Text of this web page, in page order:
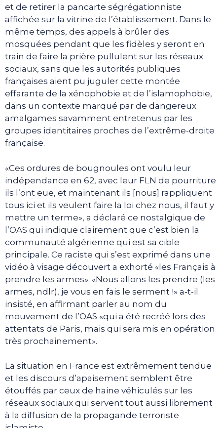
et de retirer la pancarte ségrégationniste
affichée sur la vitrine de l’établissement. Dans le
même temps, des appels à brûler des
mosquées pendant que les fidèles y seront en
train de faire la prière pullulent sur les réseaux
sociaux, sans que les autorités publiques
françaises aient pu juguler cette montée
effarante de la xénophobie et de l’islamophobie,
dans un contexte marqué par de dangereux
amalgames savamment entretenus par les
groupes identitaires proches de l’extrême-droite
française.
«Ces ordures de bougnoules ont voulu leur
indépendance en 62, avec leur FLN de pourriture
ils l’ont eue, et maintenant ils [nous] rappliquent
tous ici et ils veulent faire la loi chez nous, il faut y
mettre un terme», a déclaré ce nostalgique de
l’OAS qui indique clairement que c’est bien la
communauté algérienne qui est sa cible
principale. Ce raciste qui s’est exprimé dans une
vidéo à visage découvert a exhorté «les Français à
prendre les armes». «Nous allons les prendre (les
armes, ndlr), je vous en fais le serment !» a-t-il
insisté, en affirmant parler au nom du
mouvement de l’OAS «qui a été recréé lors des
attentats de Paris, mais qui sera mis en opération
très prochainement».
La situation en France est extrêmement tendue
et les discours d’apaisement semblent être
étouffés par ceux de haine véhiculés sur les
réseaux sociaux qui servent tout aussi librement
à la diffusion de la propagande terroriste